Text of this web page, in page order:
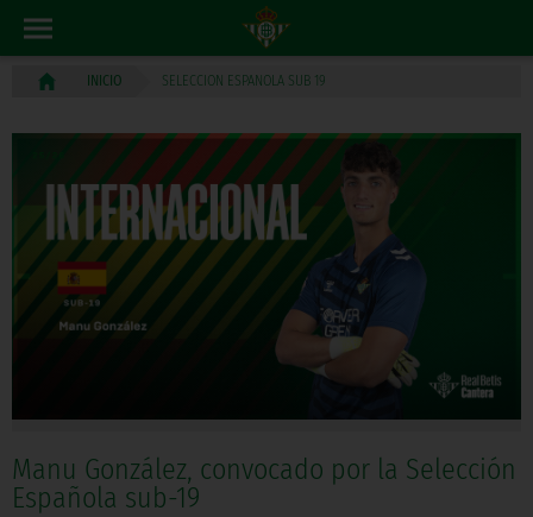
INICIO SELECCION ESPANOLA SUB 19
Manu González, convocado por la Selección
Española sub-19